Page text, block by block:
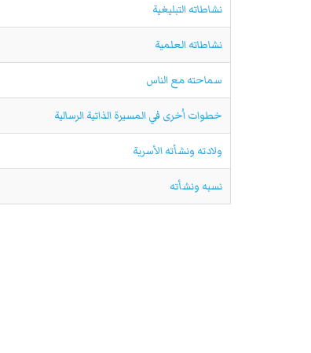
نشاطاته التبليغية
نشاطاته العلمية
سماحته مع الناس
خطوات اُخرى في المسيرة الذاتية الرسالية
ولادته ونشأته الأسرية
نسبه ونشأته